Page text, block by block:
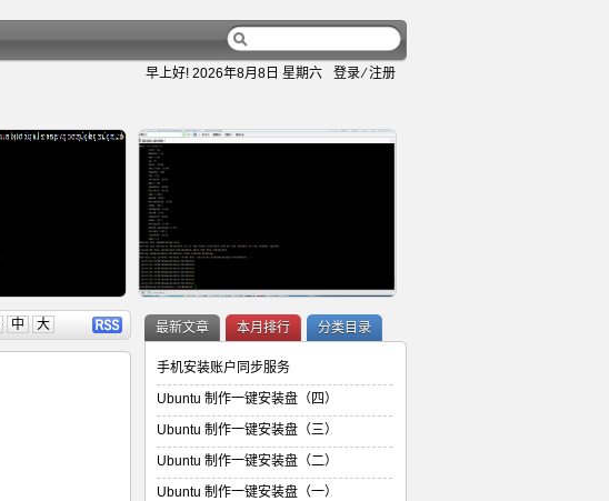
登录⁄注册
早上好! 2026年8月8日 星期六
详细内容
Ubuntu 制作一键安装盘（二）
中 大 最新文章 本月排行 分类目录
手机安装账户同步服务
Ubuntu 制作一键安装盘（四）
Ubuntu 制作一键安装盘（三）
Ubuntu 制作一键安装盘（二）
Ubuntu 制作一键安装盘（一）